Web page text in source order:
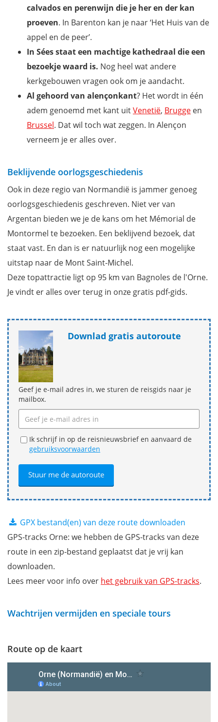
calvados en perenwijn die je her en der kan
proeven. In Barenton kan je naar ‘Het Huis van de
appel en de peer’.
In Sées staat een machtige kathedraal die een
bezoekje waard is. Nog heel wat andere
kerkgebouwen vragen ook om je aandacht.
Al gehoord van alençonkant? Het wordt in één
adem genoemd met kant uitVenetië, Brugge en
Brussel. Dat wil toch wat zeggen. In Alençon
verneem je er alles over.
Beklijvende oorlogsgeschiedenis
Ook in deze regio van Normandië is jammer genoeg
oorlogsgeschiedenis geschreven. Niet ver van
Argentan bieden we je de kans om het Mémorial de
Montormel te bezoeken. Een beklijvend bezoek, dat
staat vast. En dan is er natuurlijk nog een mogelijke
uitstap naar de Mont Saint-Michel.
Deze topattractie ligt op 95 km van Bagnoles de l'Orne.
Je vindt er alles over terug in onze gratis pdf-gids.
Downlad gratis autoroute
Geef je e-mail adres in, we sturen de reisgids naar je
mailbox.
Ik schrijf in op de reisnieuwsbrief en aanvaard de
gebruiksvoorwaarden
GPX bestand(en) van deze route downloaden
GPS-tracks Orne: we hebben de GPS-tracks van deze
route in een zip-bestand geplaatst dat je vrij kan
downloaden.
Lees meer voor info over het gebruik van GPS-tracks.
Wachtrijen vermijden en speciale tours
Route op de kaart